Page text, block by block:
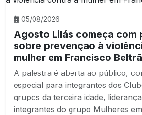
05/08/2026
Agosto Lilás começa com
sobre prevenção à
mulher em Francisco
A palestra é aberta ao público,
especial para integrantes dos
grupos da terceira idade,
integrantes do grupo Mulheres